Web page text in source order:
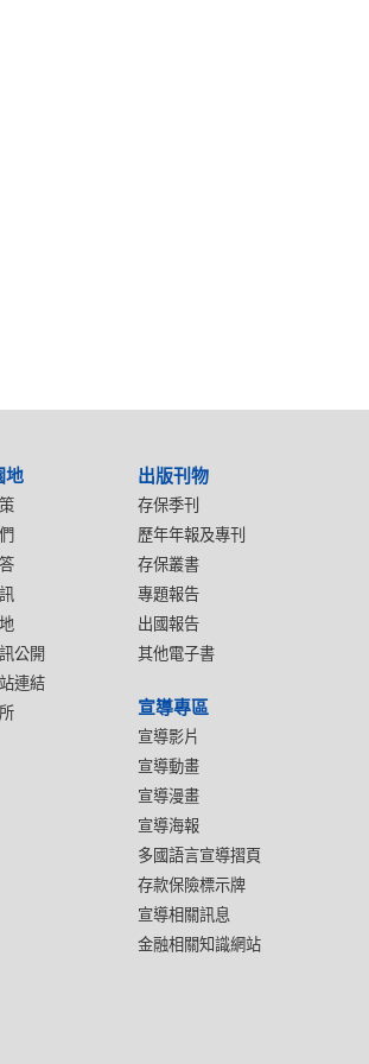
地
公開
連結
出版刊物
存保季刊
歷年年報及專刊
存保叢書
專題報告
出國報告
其他電子書
宣導專區
宣導影片
宣導動畫
宣導漫畫
宣導海報
多國語言宣導摺頁
存款保險標示牌
宣導相關訊息
金融相關知識網站